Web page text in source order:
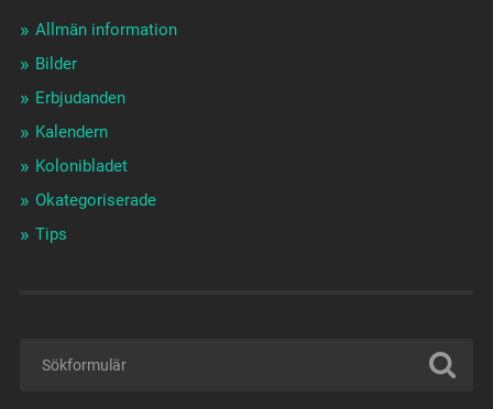
Allmän information
Bilder
Erbjudanden
Kalendern
Kolonibladet
Okategoriserade
Tips